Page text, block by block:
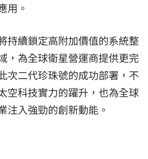
用。
持續鎖定高附加價值的系統整
，為全球衛星營運商提供更完
次二代珍珠號的成功部署，不
空科技實力的躍升，也為全球
注入強勁的創新動能。